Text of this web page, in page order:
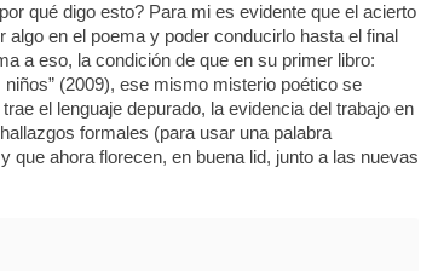
qué digo esto? Para mi es evidente que el acierto
algo en el poema y poder conducirlo hasta el final
a eso, la condición de que en su primer libro:
niños” (2009), ese mismo misterio poético se
el lenguaje depurado, la evidencia del trabajo en
formales (para usar una palabra
ahora florecen, en buena lid, junto a las nuevas